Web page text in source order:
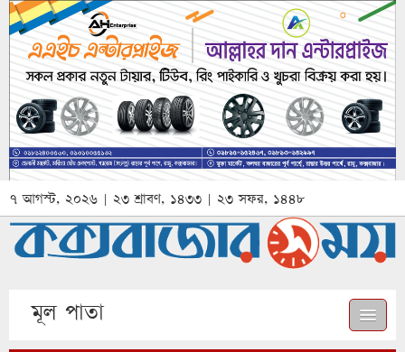
৭ আগস্ট, ২০২৬ | ২৩ শ্রাবণ, ১৪৩৩ | ২৩ সফর, ১৪৪৮
মূল পাতা